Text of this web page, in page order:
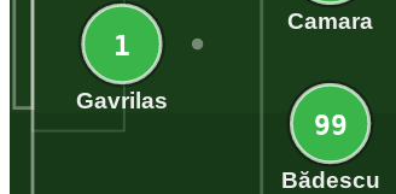
1
Gavrilas
Camara
99
Bădescu